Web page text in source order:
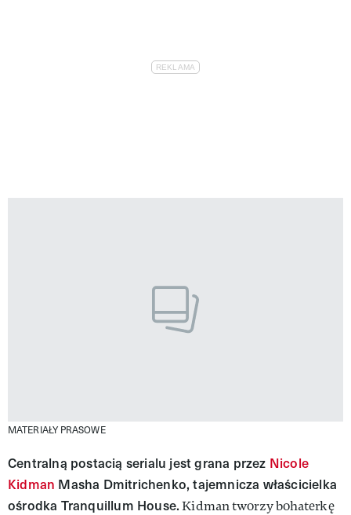
MATERIAŁY PRASOWE
Centralną postacią serialu jest grana przez Nicole
Kidman Masha Dmitrichenko, tajemnicza właścicielka
ośrodka Tranquillum House.Kidman tworzy bohaterkę